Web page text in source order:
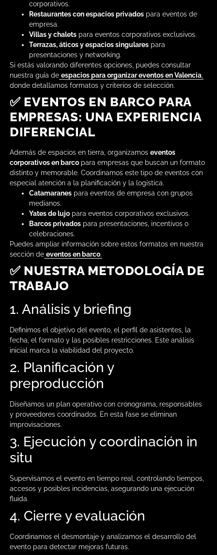
corporativos.
Restaurantes con espacios privados para eventos de
empresa.
Villas y chalets para eventos corporativos exclusivos.
Terrazas, áticos y espacios singulares para
presentaciones y networking.
Si estás valorando diferentes opciones, puedes consultar
nuestra guía de espacios para organizar eventos en Valencia
donde detallamos formatos y criterios de selección.
✅ EVENTOS EN BARCO PARA
EMPRESAS: UNA EXPERIENCIA
DIFERENCIAL
Además de espacios en tierra, organizamos eventos
corporativos en barco para empresas que buscan un formato
distinto y memorable. Coordinamos este tipo de eventos con
especial atención a la planificación y la logística.
Catamaranes para eventos de empresa con grupos
medianos.
Yates de lujo para eventos corporativos exclusivos.
Barcos privados para presentaciones, incentivos o
celebraciones.
Puedes ampliar información sobre estos formatos en nuestra
sección de eventos en barco.
✅ NUESTRA METODOLOGÍA DE
TRABAJO
1. Análisis y briefing
Definimos el objetivo del evento, el perfil de asistentes, la
fecha, el formato y las posibles restricciones. Este análisis
inicial marca la viabilidad del proyecto.
2. Planificación y
preproducción
Diseñamos un plan operativo con cronograma, responsables
y proveedores coordinados. En esta fase se eliminan
improvisaciones.
3. Ejecución y coordinación in
situ
Supervisamos el evento en tiempo real, controlando tiempos,
accesos y posibles incidencias, asegurando una ejecución
fluida.
4. Cierre y evaluación
Coordinamos el desmontaje y analizamos el desarrollo del
evento para detectar mejoras futuras.